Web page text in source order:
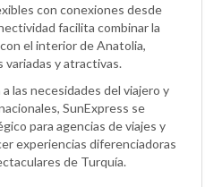
con conexiones desde
facilita combinar la
el interior de Anatolia,
variadas y atractivas.
las necesidades del viajero y
SunExpress se
para agencias de viajes y
experiencias diferenciadoras
de Turquía.